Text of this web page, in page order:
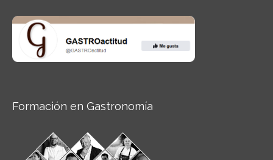
Formación en Gastronomía